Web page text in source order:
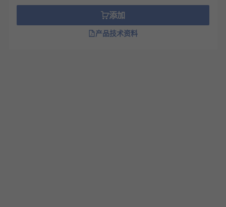
添加
产品技术资料